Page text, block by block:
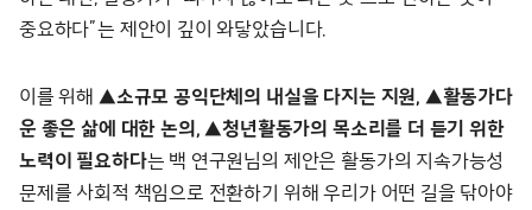
중요하다”는 제안이 깊이 와닿았습니다.
이를 위해 ▲소규모 공익단체의 내실을 다지는 지원, ▲활동가다
운 좋은 삶에 대한 논의, ▲청년활동가의 목소리를 더 듣기 위한
노력이 필요하다는 백 연구원님의 제안은 활동가의 지속가능성
문제를 사회적 책임으로 전환하기 위해 우리가 어떤 길을 닦아야